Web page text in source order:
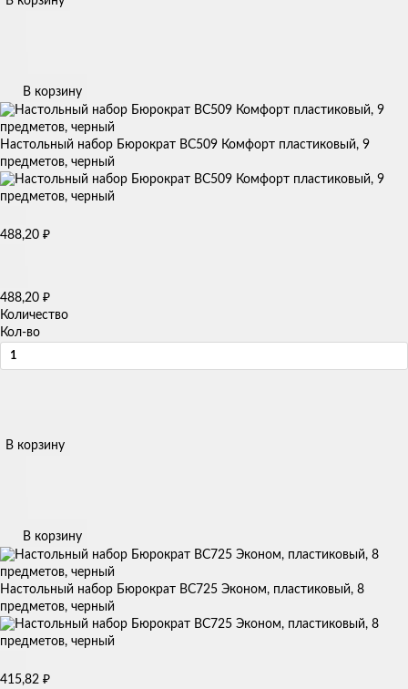
В корзину
Настольный набор Бюрократ BC509 Комфорт пластиковый, 9
предметов, черный
488,20 ₽
488,20 ₽
Количество
Кол-во
В корзину
В корзину
Настольный набор Бюрократ BC725 Эконом, пластиковый, 8
предметов, черный
415,82 ₽